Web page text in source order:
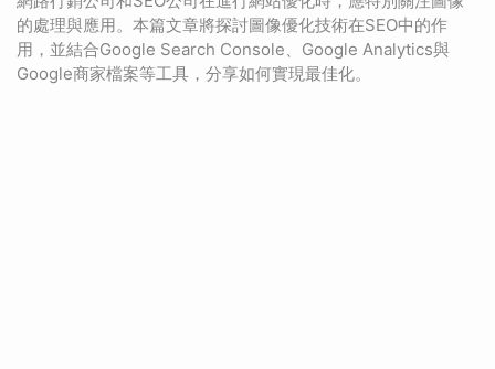
的處理與應用。本篇文章將探討圖像優化技術在SEO中的作
用，並結合Google Search Console、Google Analytics與
Google商家檔案等工具，分享如何實現最佳化。